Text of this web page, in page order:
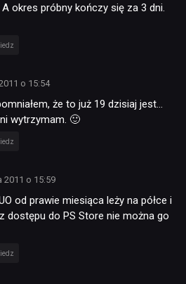
okres próbny kończy się za 3 dni.
o 15:54
że to już 19 dzisiaj jest…
wytrzymam. 🙂
2011 o 15:59
od prawie miesiąca leży na półce i
dostępu do PS Store nie można go